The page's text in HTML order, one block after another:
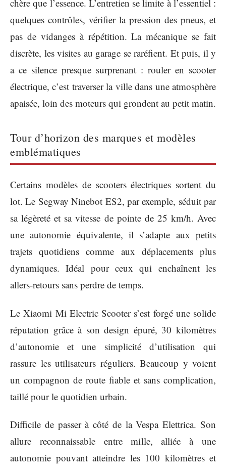
chère que l’essence. L’entretien se limite à l’essentiel :
quelques contrôles, vérifier la pression des pneus, et
pas de vidanges à répétition. La mécanique se fait
discrète, les visites au garage se raréfient. Et puis, il y
a ce silence presque surprenant : rouler en scooter
électrique, c’est traverser la ville dans une atmosphère
apaisée, loin des moteurs qui grondent au petit matin.
Tour d’horizon des marques et modèles
emblématiques
Certains modèles de scooters électriques sortent du
lot. Le Segway Ninebot ES2, par exemple, séduit par
sa légèreté et sa vitesse de pointe de 25 km/h. Avec
une autonomie équivalente, il s’adapte aux petits
trajets quotidiens comme aux déplacements plus
dynamiques. Idéal pour ceux qui enchaînent les
allers-retours sans perdre de temps.
Le Xiaomi Mi Electric Scooter s’est forgé une solide
réputation grâce à son design épuré, 30 kilomètres
d’autonomie et une simplicité d’utilisation qui
rassure les utilisateurs réguliers. Beaucoup y voient
un compagnon de route fiable et sans complication,
taillé pour le quotidien urbain.
Difficile de passer à côté de la Vespa Elettrica. Son
allure reconnaissable entre mille, alliée à une
autonomie pouvant atteindre les 100 kilomètres et